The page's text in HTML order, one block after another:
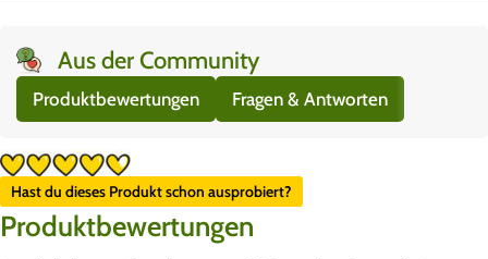
Aus der Community
Produktbewertungen Fragen & Antworten
Hast du dieses Produkt schon ausprobiert?
Produktbewertungen